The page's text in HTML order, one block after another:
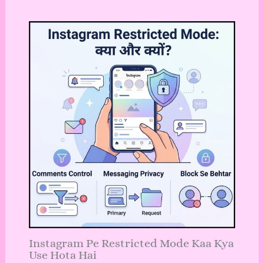
Instagram Pe Restricted Mode Kaa Kya
Use Hota Hai